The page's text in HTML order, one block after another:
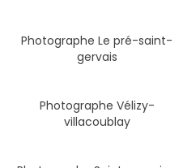
Photographe Le pré-saint-
gervais
Photographe Vélizy-
villacoublay